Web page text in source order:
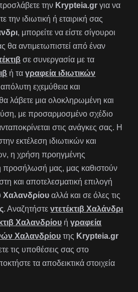
την Krypteia.gr για να
την ιδιωτική ή εταιρική σας
, μπορείτε να είστε σίγουροι
θα αντιμετωπιστεί από έναν
σε συνεργασία με τα
ή ταγραφεία ιδιωτικών
εχεμύθεια και
λάβετε μια ολοκληρωμένη και
με προσαρμοσμένο σχέδιο
στις ανάγκες σας. Η
εκτέλεση ιδιωτικών και
η χρήση προηγμένης
προσήλωσή μας, μας καθιστούν
και αποτελεσματική επιλογή
Χαλανδρίου αλλά και σε όλες τις
. Αναζητήστεντετέκτιβ Χαλάνδρι
Χαλανδρίου ήγραφεία
Χαλανδρίου της Krypteia.gr
τις υποθέσεις σας στο
τα αποδεικτικά στοιχεία